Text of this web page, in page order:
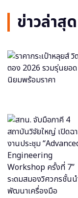
ข่าวล่าสุด